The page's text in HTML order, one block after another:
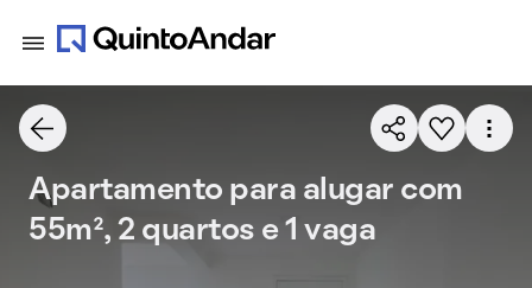
Apartamento para alugar com
55m², 2 quartos e 1 vaga